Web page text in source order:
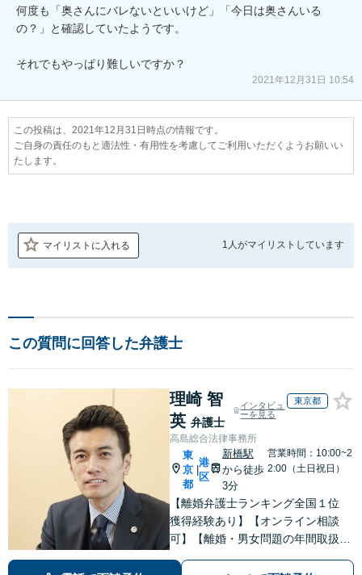
何度も「奥さんにバレないといいけど」「今日は奥さんいる
の？」と確認していたようです。
それでもやっぱり難しいですか？
2021年12月31日 10:54
この投稿は、2021年12月31日時点の情報です。
ご自身の責任のもと適法性・有用性を考慮してご利用いただくようお願いい
たします。
マイリストに入れる 1人がマイリストしています
この質問に回答した弁護士
理崎 智
英 弁護士
インタビュ
ーを見る
東京都
高島総合法律事務所
東
京
都
港
区
新橋駅
から徒歩
3分
営業時間：10:00~2
2:00（土日祝日）
【離婚弁護士ランキング全国１位
獲得経験あり】【オンライン相談
可】【離婚・男女問題の年間取扱件